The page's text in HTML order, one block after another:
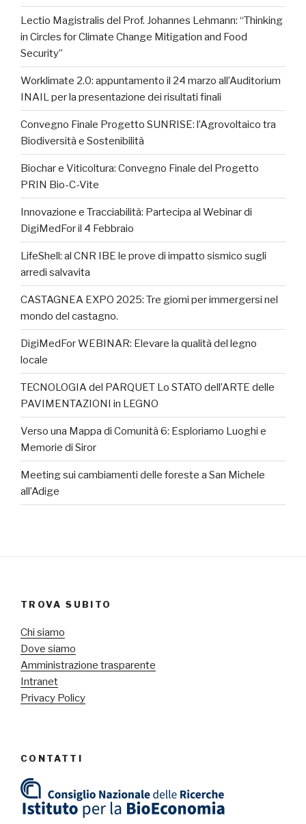
Lectio Magistralis del Prof. Johannes Lehmann: “Thinking
in Circles for Climate Change Mitigation and Food
Security”
Worklimate 2.0: appuntamento il 24 marzo all’Auditorium
INAIL per la presentazione dei risultati finali
Convegno Finale Progetto SUNRISE: l’Agrovoltaico tra
Biodiversità e Sostenibilità
Biochar e Viticoltura: Convegno Finale del Progetto
PRIN Bio-C-Vite
Innovazione e Tracciabilità: Partecipa al Webinar di
DigiMedFor il 4 Febbraio
LifeShell: al CNR IBE le prove di impatto sismico sugli
arredi salvavita
CASTAGNEA EXPO 2025: Tre giorni per immergersi nel
mondo del castagno.
DigiMedFor WEBINAR: Elevare la qualità del legno
locale
TECNOLOGIA del PARQUET Lo STATO dell’ARTE delle
PAVIMENTAZIONI in LEGNO
Verso una Mappa di Comunità 6: Esploriamo Luoghi e
Memorie di Siror
Meeting sui cambiamenti delle foreste a San Michele
all’Adige
TROVA SUBITO
Chi siamo
Dove siamo
Amministrazione trasparente
Intranet
Privacy Policy
CONTATTI